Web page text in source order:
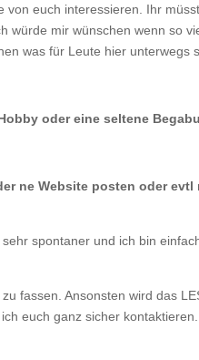
von euch interessieren. Ihr
würde mir wünschen wenn so
was für Leute hier unterwegs
oder eine seltene
ne Website posten oder
spontaner und ich bin
fassen. Ansonsten wird das
euch ganz sicher kontaktieren.